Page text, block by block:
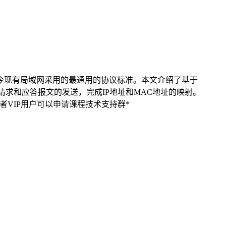
有局域网采用的最通用的协议标准。本文介绍了基于
和应答报文的发送，完成IP地址和MAC地址的映射。
VIP用户可以​​申请课程技术支持群*